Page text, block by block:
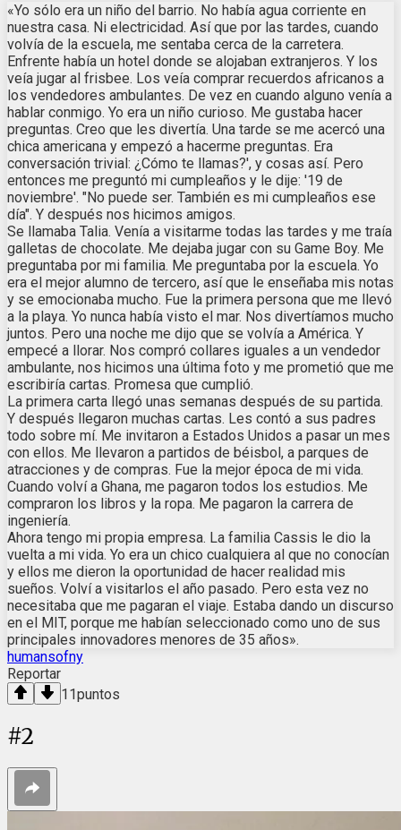
«Yo sólo era un niño del barrio. No había agua corriente en
nuestra casa. Ni electricidad. Así que por las tardes, cuando
volvía de la escuela, me sentaba cerca de la carretera.
Enfrente había un hotel donde se alojaban extranjeros. Y los
veía jugar al frisbee. Los veía comprar recuerdos africanos a
los vendedores ambulantes. De vez en cuando alguno venía a
hablar conmigo. Yo era un niño curioso. Me gustaba hacer
preguntas. Creo que les divertía. Una tarde se me acercó una
chica americana y empezó a hacerme preguntas. Era
conversación trivial: ¿Cómo te llamas?', y cosas así. Pero
entonces me preguntó mi cumpleaños y le dije: '19 de
noviembre'. "No puede ser. También es mi cumpleaños ese
día". Y después nos hicimos amigos.
Se llamaba Talia. Venía a visitarme todas las tardes y me traía
galletas de chocolate. Me dejaba jugar con su Game Boy. Me
preguntaba por mi familia. Me preguntaba por la escuela. Yo
era el mejor alumno de tercero, así que le enseñaba mis notas
y se emocionaba mucho. Fue la primera persona que me llevó
a la playa. Yo nunca había visto el mar. Nos divertíamos mucho
juntos. Pero una noche me dijo que se volvía a América. Y
empecé a llorar. Nos compró collares iguales a un vendedor
ambulante, nos hicimos una última foto y me prometió que me
escribiría cartas. Promesa que cumplió.
La primera carta llegó unas semanas después de su partida.
Y después llegaron muchas cartas. Les contó a sus padres
todo sobre mí. Me invitaron a Estados Unidos a pasar un mes
con ellos. Me llevaron a partidos de béisbol, a parques de
atracciones y de compras. Fue la mejor época de mi vida.
Cuando volví a Ghana, me pagaron todos los estudios. Me
compraron los libros y la ropa. Me pagaron la carrera de
ingeniería.
Ahora tengo mi propia empresa. La familia Cassis le dio la
vuelta a mi vida. Yo era un chico cualquiera al que no conocían
y ellos me dieron la oportunidad de hacer realidad mis
sueños. Volví a visitarlos el año pasado. Pero esta vez no
necesitaba que me pagaran el viaje. Estaba dando un discurso
en el MIT, porque me habían seleccionado como uno de sus
principales innovadores menores de 35 años».
humansofny
Reportar
11puntos
#2